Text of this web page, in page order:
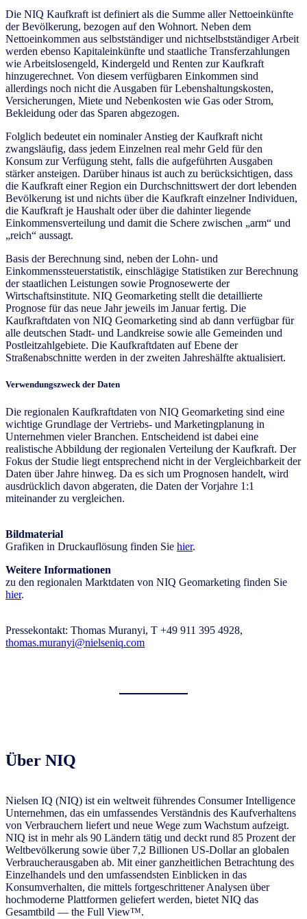
Die NIQ Kaufkraft ist definiert als die Summe aller Nettoeinkünfte
der Bevölkerung, bezogen auf den Wohnort. Neben dem
Nettoeinkommen aus selbstständiger und nichtselbstständiger Arbeit
werden ebenso Kapitaleinkünfte und staatliche Transferzahlungen
wie Arbeitslosengeld, Kindergeld und Renten zur Kaufkraft
hinzugerechnet. Von diesem verfügbaren Einkommen sind
allerdings noch nicht die Ausgaben für Lebenshaltungskosten,
Versicherungen, Miete und Nebenkosten wie Gas oder Strom,
Bekleidung oder das Sparen abgezogen.
Folglich bedeutet ein nominaler Anstieg der Kaufkraft nicht
zwangsläufig, dass jedem Einzelnen real mehr Geld für den
Konsum zur Verfügung steht, falls die aufgeführten Ausgaben
stärker ansteigen. Darüber hinaus ist auch zu berücksichtigen, dass
die Kaufkraft einer Region ein Durchschnittswert der dort lebenden
Bevölkerung ist und nichts über die Kaufkraft einzelner Individuen,
die Kaufkraft je Haushalt oder über die dahinter liegende
Einkommensverteilung und damit die Schere zwischen „arm“ und
„reich“ aussagt.
Basis der Berechnung sind, neben der Lohn- und
Einkommenssteuerstatistik, einschlägige Statistiken zur Berechnung
der staatlichen Leistungen sowie Prognosewerte der
Wirtschaftsinstitute. NIQ Geomarketing stellt die detaillierte
Prognose für das neue Jahr jeweils im Januar fertig. Die
Kaufkraftdaten von NIQ Geomarketing sind ab dann verfügbar für
alle deutschen Stadt- und Landkreise sowie alle Gemeinden und
Postleitzahlgebiete. Die Kaufkraftdaten auf Ebene der
Straßenabschnitte werden in der zweiten Jahreshälfte aktualisiert.
Verwendungszweck der Daten
Die regionalen Kaufkraftdaten von NIQ Geomarketing sind eine
wichtige Grundlage der Vertriebs- und Marketingplanung in
Unternehmen vieler Branchen. Entscheidend ist dabei eine
realistische Abbildung der regionalen Verteilung der Kaufkraft. Der
Fokus der Studie liegt entsprechend nicht in der Vergleichbarkeit der
Daten über Jahre hinweg. Da es sich um Prognosen handelt, wird
ausdrücklich davon abgeraten, die Daten der Vorjahre 1:1
miteinander zu vergleichen.
Bildmaterial
Grafiken in Druckauflösung finden Sie hier.
Weitere Informationen
zu den regionalen Marktdaten von NIQ Geomarketing finden Sie
hier.
Pressekontakt: Thomas Muranyi, T +49 911 395 4928,
thomas.muranyi@nielseniq.com
Über NIQ
Nielsen IQ (NIQ) ist ein weltweit führendes Consumer Intelligence
Unternehmen, das ein umfassendes Verständnis des Kaufverhaltens
von Verbrauchern liefert und neue Wege zum Wachstum aufzeigt.
NIQ ist in mehr als 90 Ländern tätig und deckt rund 85 Prozent der
Weltbevölkerung sowie über 7,2 Billionen US-Dollar an globalen
Verbraucherausgaben ab. Mit einer ganzheitlichen Betrachtung des
Einzelhandels und den umfassendsten Einblicken in das
Konsumverhalten, die mittels fortgeschrittener Analysen über
hochmoderne Plattformen geliefert werden, bietet NIQ das
Gesamtbild — the Full View™.